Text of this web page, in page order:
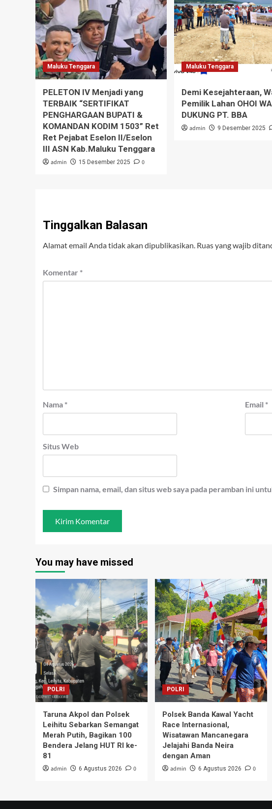
Maluku Tenggara
PELETON IV Menjadi yang
TERBAIK “SERTIFIKAT
PENGHARGAAN BUPATI &
KOMANDAN KODIM 1503” Ret
Ret Pejabat Eselon II/Eselon
III ASN Kab.Maluku Tenggara
admin 15 Desember 2025 0
Maluku Tenggara
Demi Kesejahteraan,
Pemilik Lahan OHOI
DUKUNG PT. BBA
admin 9 Desember 2025
Tinggalkan Balasan
Alamat email Anda tidak akan dipublikasikan. Ruas yang wajib
Komentar *
Nama * Email *
Situs Web
Simpan nama, email, dan situs web saya pada peramban ini
You may have missed
POLRI
Taruna Akpol dan Polsek
Leihitu Sebarkan Semangat
Merah Putih, Bagikan 100
Bendera Jelang HUT RI ke-
81
admin 6 Agustus 2026 0
POLRI
Polsek Banda Kawal Yacht
Race Internasional,
Wisatawan Mancanegara
Jelajahi Banda Neira
dengan Aman
admin 6 Agustus 2026 0